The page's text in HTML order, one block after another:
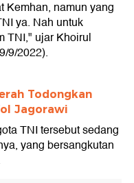
Kemhan, namun yang
ya. Nah untuk
TNI," ujar Khoirul
9/2022).
Todongkan
Jagorawi
TNI tersebut sedang
yang bersangkutan